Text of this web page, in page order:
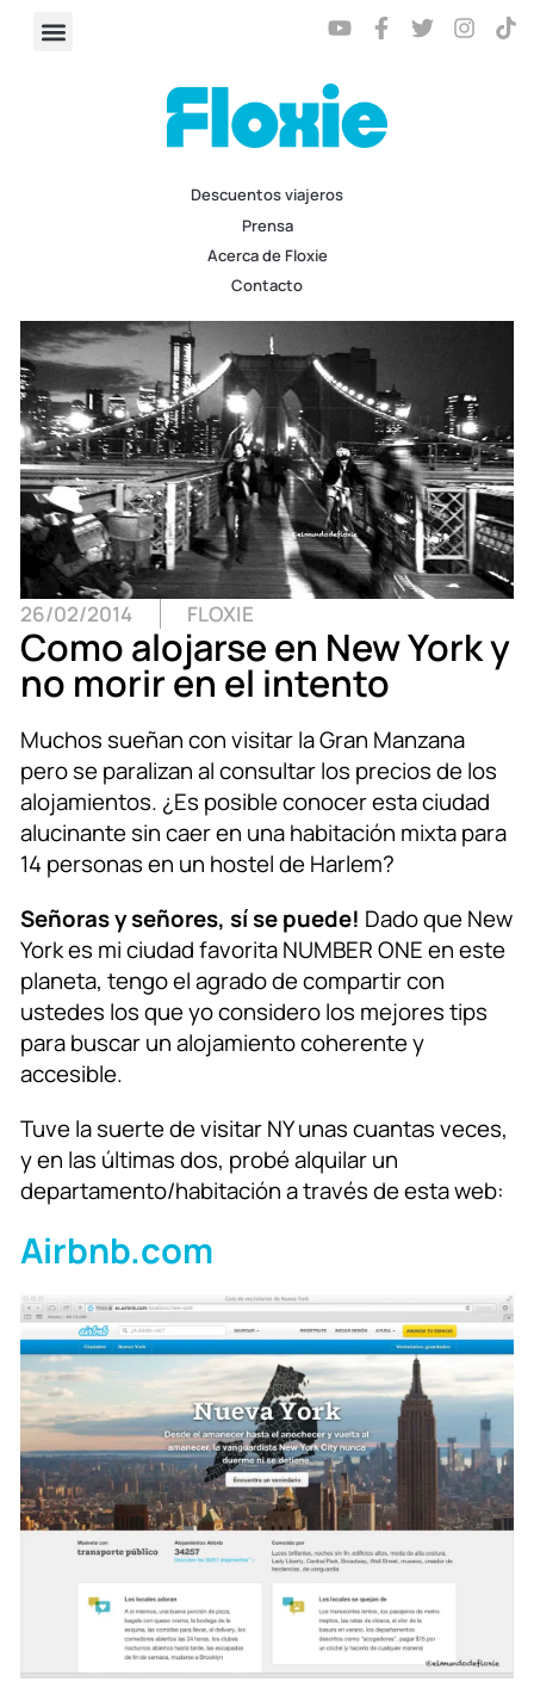
Descuentos viajeros
Prensa
Acerca de Floxie
Contacto
26/02/2014 FLOXIE
Como alojarse en New York y
no morir en el intento
Muchos sueñan con visitar la Gran Manzana
pero se paralizan al consultar los precios de los
alojamientos. ¿Es posible conocer esta ciudad
alucinante sin caer en una habitación mixta para
14 personas en un hostel de Harlem?
Señoras y señores, sí se puede! Dado que New
York es mi ciudad favorita NUMBER ONE en este
planeta, tengo el agrado de compartir con
ustedes los que yo considero los mejores tips
para buscar un alojamiento coherente y
accesible.
Tuve la suerte de visitar NY unas cuantas veces,
y en las últimas dos, probé alquilar un
departamento/habitación a través de esta web:
Airbnb.com